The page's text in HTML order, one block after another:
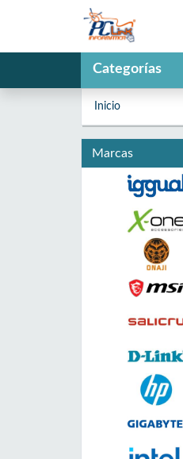
Categorías
Inicio
Marcas